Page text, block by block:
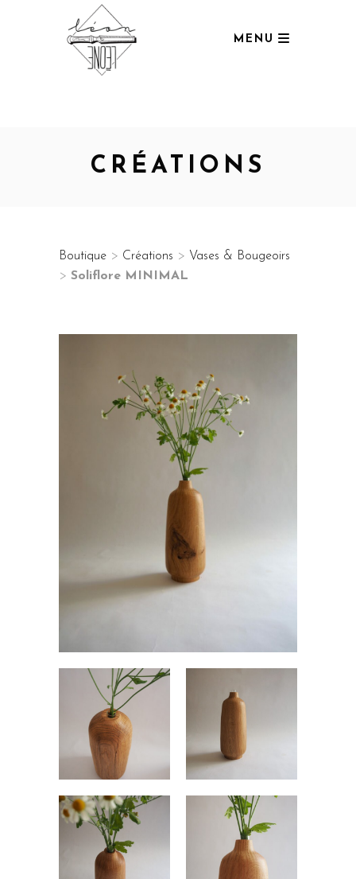
MENU
CRÉATIONS
Boutique > Créations > Vases & Bougeoirs
> Soliflore MINIMAL